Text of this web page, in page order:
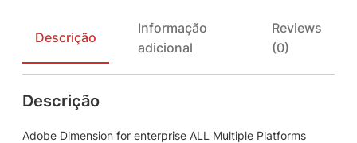
Descrição
Informação
adicional
Reviews
(0)
Descrição
Adobe Dimension for enterprise ALL Multiple Platforms